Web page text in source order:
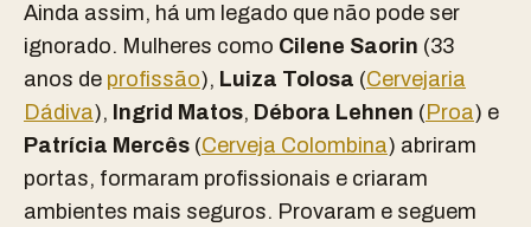
Ainda assim, há um legado que não pode ser
ignorado. Mulheres como Cilene Saorin (33
anos de profissão), Luiza Tolosa (Cervejaria
Dádiva), Ingrid Matos, Débora Lehnen ( Proa) e
Patrícia Mercês (Cerveja Colombina) abriram
portas, formaram profissionais e criaram
ambientes mais seguros. Provaram e seguem